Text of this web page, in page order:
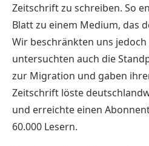
Zeitschrift zu schreiben. So
Blatt zu einem Medium, das
Wir beschränkten uns
untersuchten auch die
zur Migration und gaben
Zeitschrift löste
und erreichte einen
60.000 Lesern.